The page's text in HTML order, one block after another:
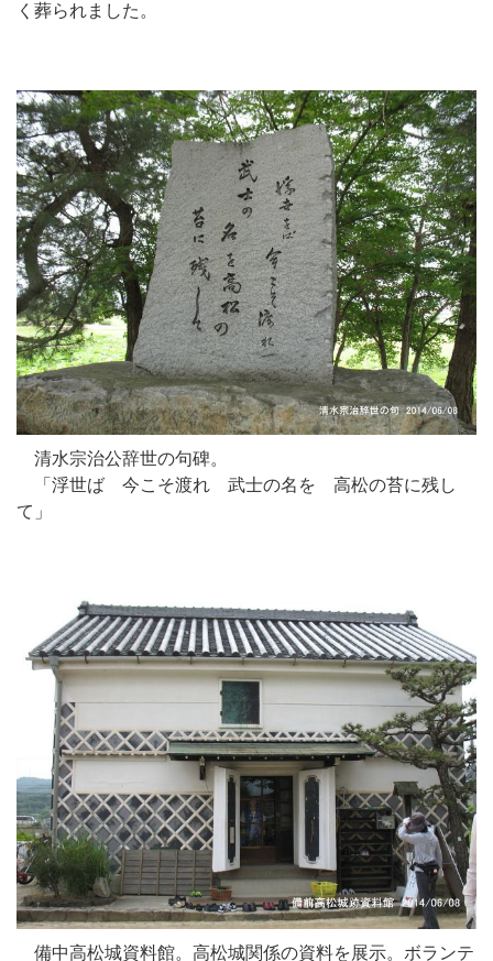
く葬られました。
清水宗治公辞世の句碑。
「浮世ば 今こそ渡れ 武士の名を 高松の苔に残し
て」
備中高松城資料館。高松城関係の資料を展示。ボランテ